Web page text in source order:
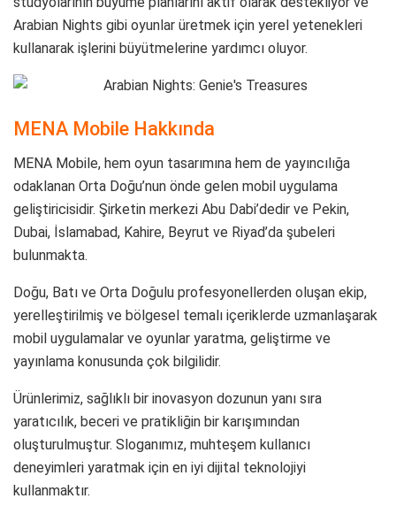
Arabian Nights gibi oyunlar üretmek için yerel yetenekleri
kullanarak işlerini büyütmelerine yardımcı oluyor.
MENA Mobile Hakkında
MENA Mobile, hem oyun tasarımına hem de yayıncılığa
odaklanan Orta Doğu’nun önde gelen mobil uygulama
geliştiricisidir. Şirketin merkezi Abu Dabi’dedir ve Pekin,
Dubai, İslamabad, Kahire, Beyrut ve Riyad’da şubeleri
bulunmakta.
Doğu, Batı ve Orta Doğulu profesyonellerden oluşan ekip,
yerelleştirilmiş ve bölgesel temalı içeriklerde uzmanlaşarak
mobil uygulamalar ve oyunlar yaratma, geliştirme ve
yayınlama konusunda çok bilgilidir.
Ürünlerimiz, sağlıklı bir inovasyon dozunun yanı sıra
yaratıcılık, beceri ve pratikliğin bir karışımından
oluşturulmuştur. Sloganımız, muhteşem kullanıcı
deneyimleri yaratmak için en iyi dijital teknolojiyi
kullanmaktır.